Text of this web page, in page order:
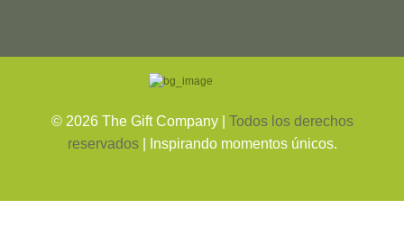
© 2026The Gift Company | Todos los derechos
reservados
| Inspirando momentos únicos.